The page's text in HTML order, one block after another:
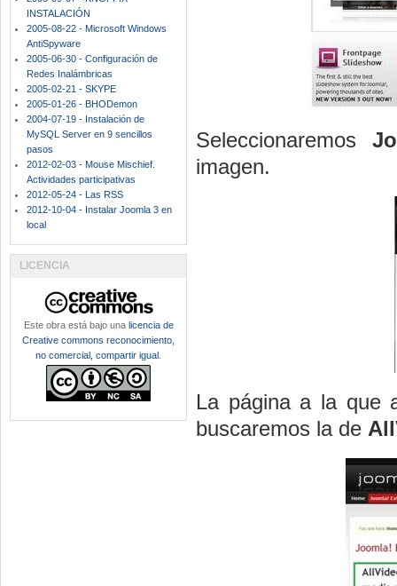
Seleccionaremos
imagen.
La página a la que
buscaremos la de
INSTALACIÓN
2005-08-22 - Microsoft Windows
AntiSpyware
2005-06-30 - Configuración de
Redes Inalámbricas
2005-02-21 - SKYPE
2005-01-26 - BHODemon
2004-07-19 - Instalación de
MySQL Server en 9 sencillos
pasos
2012-02-03 - Mouse Mischief.
Actividades participativas
2012-05-24 - Las RSS
2012-10-04 - Instalar Joomla 3 en
local
LICENCIA
Este obra está bajo una licencia de
Creative commons reconocimiento,
no comercial, compartir igual